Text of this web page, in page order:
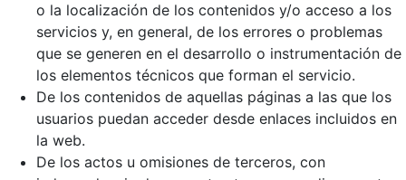
o la localización de los contenidos y/o acceso a los
servicios y, en general, de los errores o problemas
que se generen en el desarrollo o instrumentación de
los elementos técnicos que forman el servicio.
De los contenidos de aquellas páginas a las que los
usuarios puedan acceder desde enlaces incluidos en
la web.
De los actos u omisiones de terceros, con